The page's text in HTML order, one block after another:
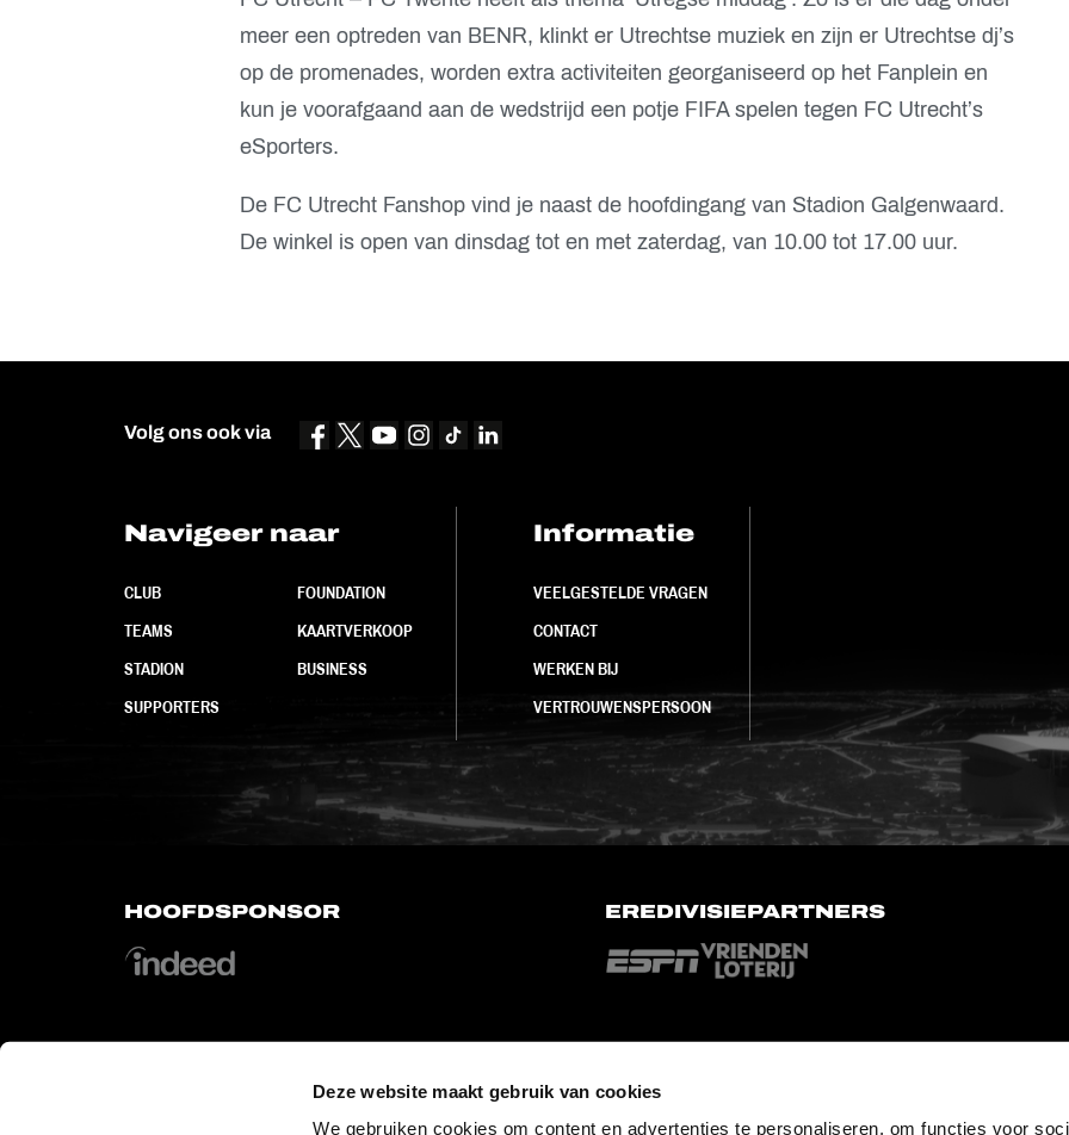
Deze website maakt gebruik van cookies
We gebruiken cookies om content en advertenties te personaliseren, om functies voor
meer een optreden van BENR, klinkt er Utrechtse muziek en zijn er Utrechtse dj’s
op de promenades, worden extra activiteiten georganiseerd op het Fanplein en
kun je voorafgaand aan de wedstrijd een potje FIFA spelen tegen FC Utrecht’s
eSporters.
De FC Utrecht Fanshop vind je naast de hoofdingang van Stadion Galgenwaard.
De winkel is open van dinsdag tot en met zaterdag, van 10.00 tot 17.00 uur.
Volg ons ook via
Navigeer naar
CLUB
TEAMS
STADION
SUPPORTERS
FOUNDATION
KAARTVERKOOP
BUSINESS
Informatie
VEELGESTELDE VRAGEN
CONTACT
WERKEN BIJ
VERTROUWENSPERSOON
HOOFDSPONSOR EREDIVISIEPARTNERS
OFFICIAL PARTNERS